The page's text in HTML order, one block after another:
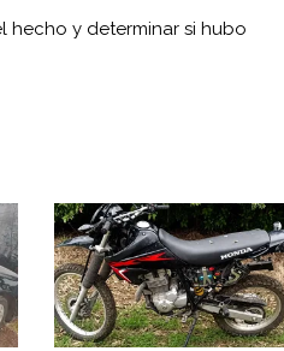
hecho y determinar si hubo